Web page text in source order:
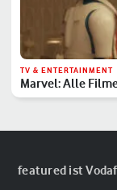
TV & ENTERTAINMENT
Marvel: Alle
Reihenfolge
featured ist